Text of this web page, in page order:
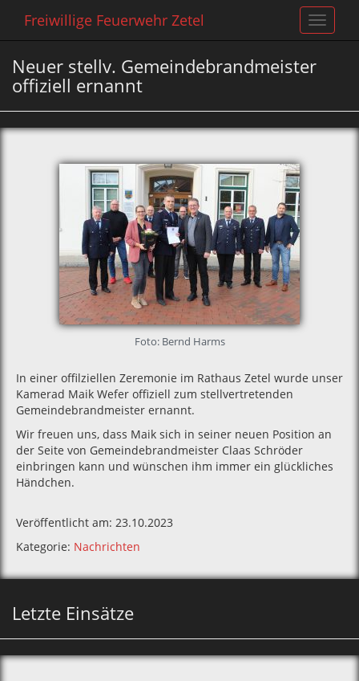
Toggle
Freiwillige Feuerwehr Zetel
Neuer stellv. Gemeindebrandmeister
offiziell ernannt
Foto: Bernd Harms
In einer offilziellen Zeremonie im Rathaus Zetel wurde unser
Kamerad Maik Wefer offiziell zum stellvertretenden
Gemeindebrandmeister ernannt.
Wir freuen uns, dass Maik sich in seiner neuen Position an
der Seite von Gemeindebrandmeister Claas Schröder
einbringen kann und wünschen ihm immer ein glückliches
Händchen.
Veröffentlicht am: 23.10.2023
Kategorie: Nachrichten
Letzte Einsätze